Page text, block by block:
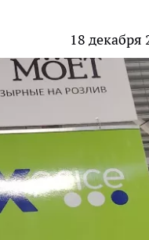
18 декабря